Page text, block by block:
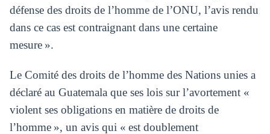
défense des droits de l’homme de l’ONU, l’avis rendu
dans ce cas est contraignant dans une certaine
mesure ».
Le Comité des droits de l’homme des Nations unies a
déclaré au Guatemala que ses lois sur l’avortement «
violent ses obligations en matière de droits de
l’homme », un avis qui « est doublement